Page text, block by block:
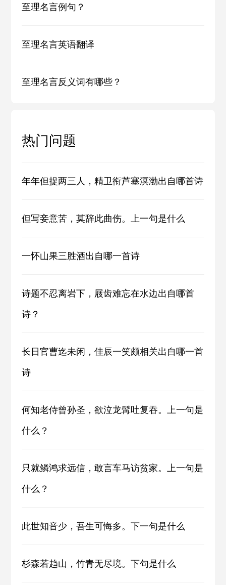
至理名言例句？
至理名言英语翻译
至理名言反义词有哪些？
热门问题
年年但捉两三人，精卫衔芦塞溟渤出自哪首诗
但写妾意苦，莫辞此曲伤。上一句是什么
一怀山果三胜酒出自哪一首诗
诗题不忍离岩下，屐齿难忘在水边出自哪首
诗？
长日官曹迄未闲，佳辰一笑颇相关出自哪一首
诗
何知老侍曾孙圣，欲泣龙髯吐复吞。上一句是
什么？
只就鳞鸿求远信，敢言车马访贫家。上一句是
什么？
此世知音少，吾生可悔多。下一句是什么
杉森若趋山，竹青无尽境。下句是什么